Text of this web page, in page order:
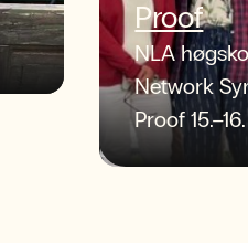
Proof
NLA
Network
Proof
forskere og